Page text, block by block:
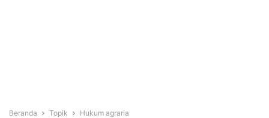
Beranda Topik Hukum agraria